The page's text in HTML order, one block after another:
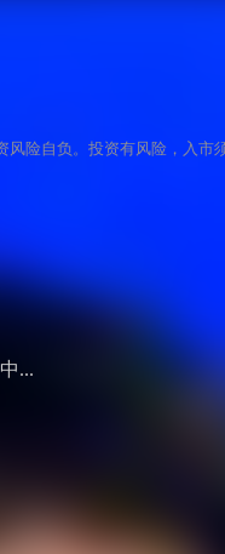
风险自负。投资有风险，入市
...